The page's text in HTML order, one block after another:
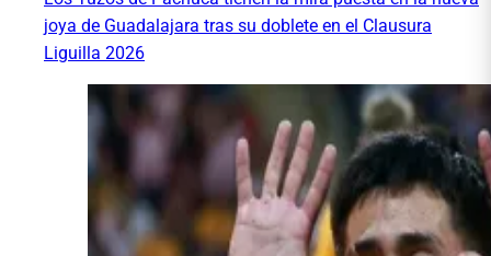
joya de Guadalajara tras su doblete en el Clausura
Liguilla 2026